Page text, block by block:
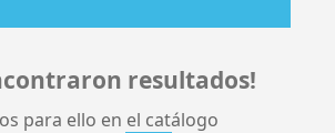
resultados!
para ello en el catálogo